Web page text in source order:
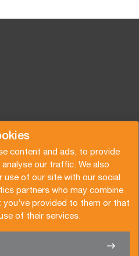
content and ads, to provide
our traffic. We also
use of our site with our social
partners who may combine
provided to them or that
of their services.
to the newsletter
Privacy policy
Certifications